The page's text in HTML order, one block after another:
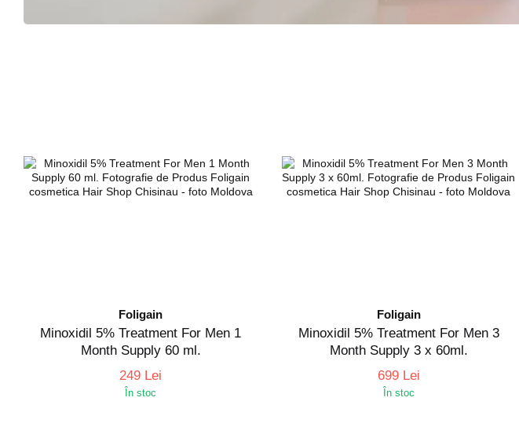
Foligain
Minoxidil 5% Treatment For Men 1
Month Supply 60 ml.
249 Lei
În stoc
Foligain
Minoxidil 5% Treatment For Men 3
Month Supply 3 x 60ml.
699 Lei
În stoc